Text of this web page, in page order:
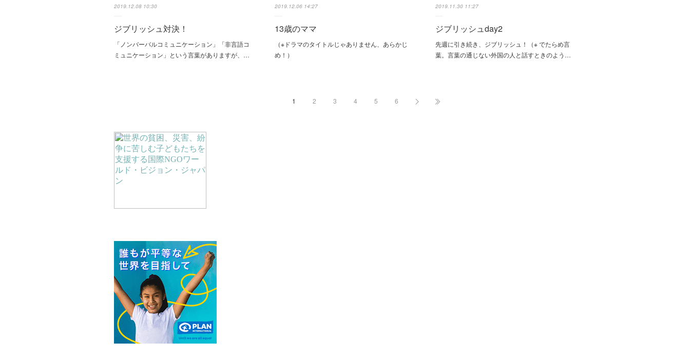
2019.12.08 10:30
ジブリッシュ対決！
「ノンバーバルコミュニケーション」「非言語コ
ミュニケーション」という言葉がありますが、…
2019.12.06 14:27
13歳のママ
（※ドラマのタイトルじゃありません、あらかじ
め！）
2019.11.30 11:27
ジブリッシュday2
先週に引き続き、ジブリッシュ！（※ でたらめ言
葉。言葉の通じない外国の人と話すときのよう…
1 2 3 4 5 6